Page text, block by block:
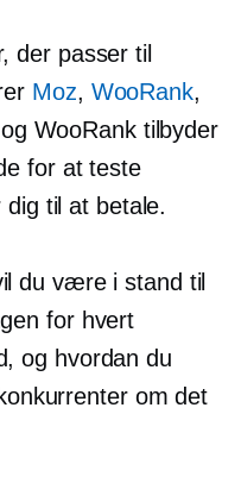
der passer til
Moz, WooRank,
WooRank tilbyder
for at teste
til at betale.
du være i stand til
for hvert
og hvordan du
om det